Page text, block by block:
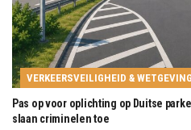
VERKEERSVEILIGHEID & WETGEVING
Pas op voor oplichting op Duitse
slaan criminelen toe